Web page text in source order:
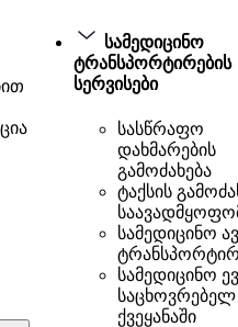
სამედიცინო
ტრანსპორტირების
სერვისები
სასწრაფო
დახმარების
გამოძახება
ტაქსის
სამედიცინო
სამედიცინო
საცხოვრებელ
ქვეყანაში